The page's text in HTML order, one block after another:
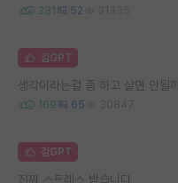
231 52 31335
김GPT
생각이라는걸 좀 하고 살면 안될
169 65 30847
김GPT
진짜 스트레스 받습니다